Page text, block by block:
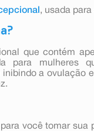
, usada para
que contém
para mulheres
a ovulação
você tomar